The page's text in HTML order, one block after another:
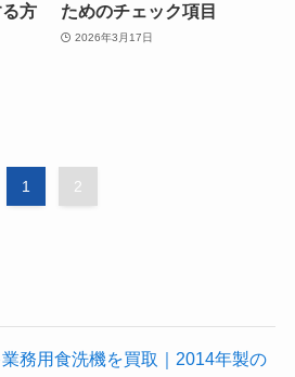
方
ためのチェック項目
2026年3月17日
1 2
務用食洗機を買取｜2014年製の